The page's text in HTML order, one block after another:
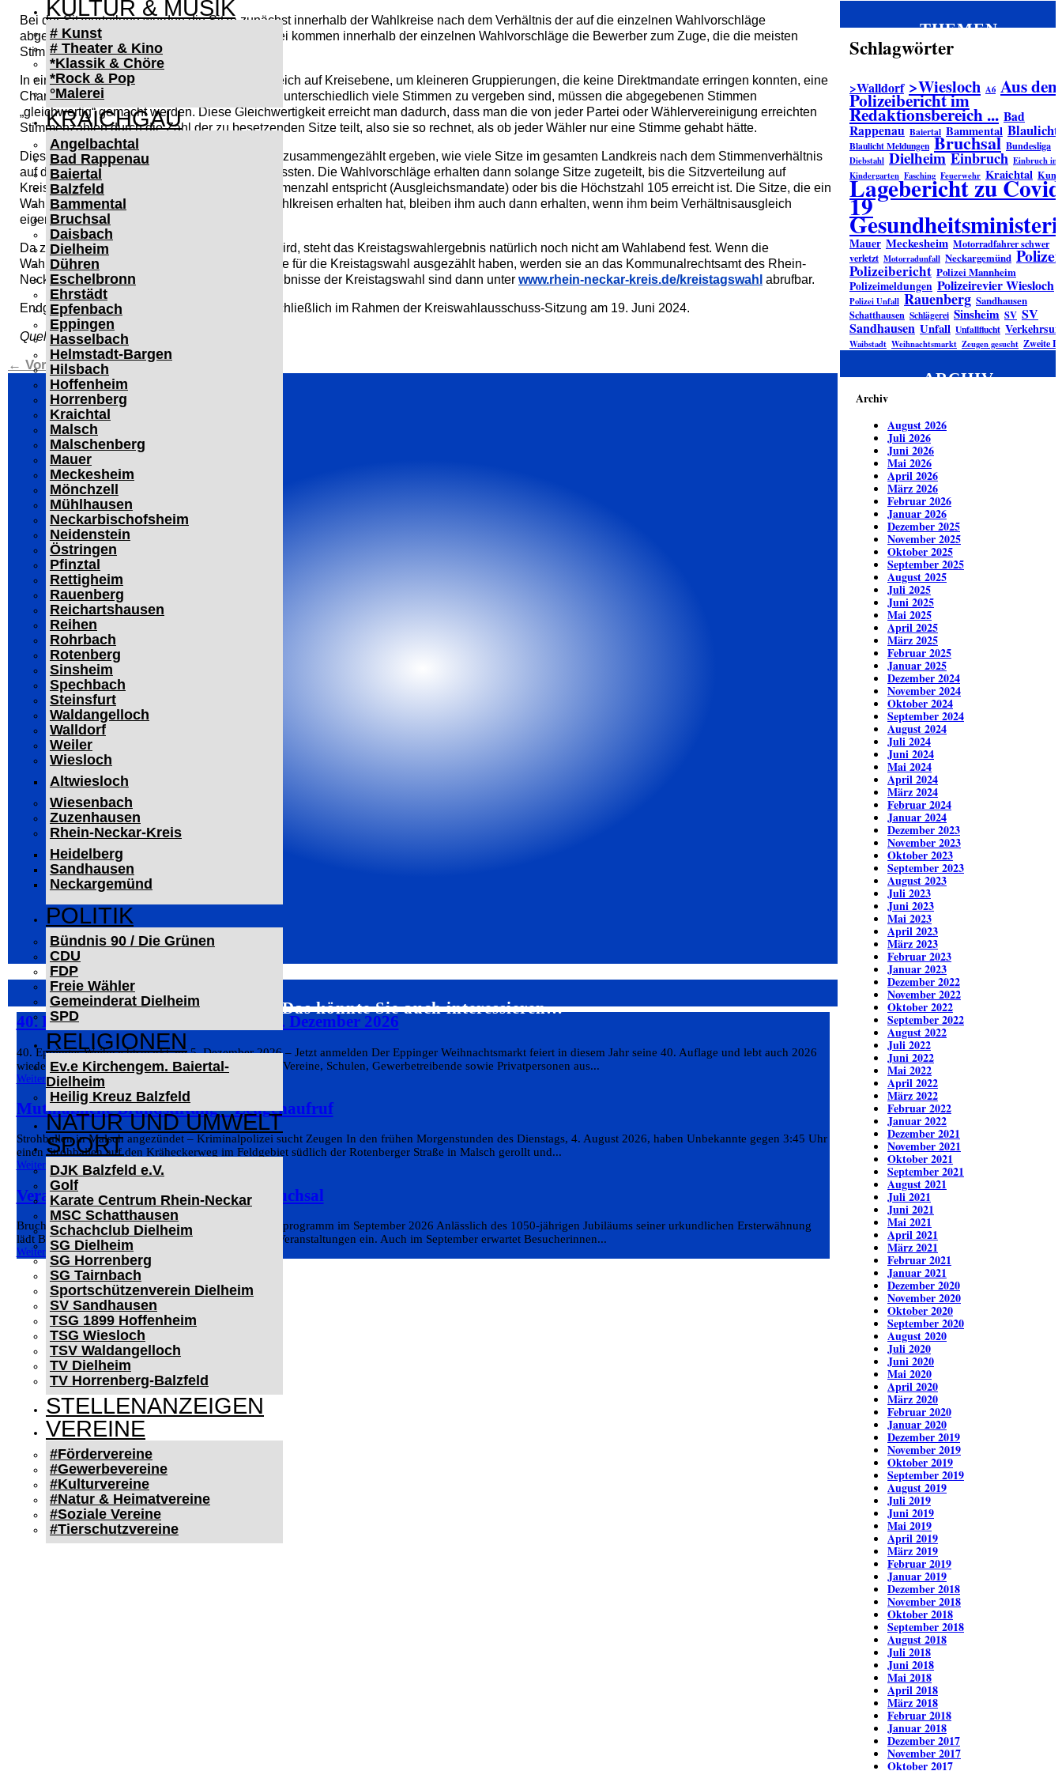
KULTUR & MUSIK
# Kunst
# Theater & Kino
*Klassik & Chöre
*Rock & Pop
°Malerei
KRAICHGAU
Angelbachtal
Bad Rappenau
Baiertal
Balzfeld
Bammental
Bruchsal
Daisbach
Dielheim
Dühren
Eschelbronn
Ehrstädt
Epfenbach
Eppingen
Hasselbach
Helmstadt-Bargen
Hilsbach
Hoffenheim
Horrenberg
Kraichtal
Malsch
Malschenberg
Mauer
Meckesheim
Mönchzell
Mühlhausen
Neckarbischofsheim
Neidenstein
Östringen
Pfinztal
Rettigheim
Rauenberg
Reichartshausen
Reihen
Rohrbach
Rotenberg
Sinsheim
Spechbach
Steinsfurt
Waldangelloch
Walldorf
Weiler
Wiesloch
Altwiesloch
Wiesenbach
Zuzenhausen
Rhein-Neckar-Kreis
Heidelberg
Sandhausen
Neckargemünd
POLITIK
Bündnis 90 / Die Grünen
CDU
FDP
Freie Wähler
Gemeinderat Dielheim
SPD
RELIGIONEN
Ev.e Kirchengem. Baiertal-
Dielheim
Heilig Kreuz Balzfeld
NATUR UND UMWELT
SPORT
DJK Balzfeld e.V.
Golf
Karate Centrum Rhein-Neckar
MSC Schatthausen
Schachclub Dielheim
SG Dielheim
SG Horrenberg
SG Tairnbach
Sportschützenverein Dielheim
SV Sandhausen
TSG 1899 Hoffenheim
TSG Wiesloch
TSV Waldangelloch
TV Dielheim
TV Horrenberg-Balzfeld
STELLENANZEIGEN
VEREINE
#Fördervereine
#Gewerbevereine
#Kulturvereine
#Natur & Heimatvereine
#Soziale Vereine
#Tierschutzvereine
Bei der Sitzverteilung werden die Sitze zunächst innerhalb der Wahlkreise nach dem Verhältnis der auf die einzelnen Wahlvorschläge
abgegebenen Gesamtstimmen vergeben. Dabei kommen innerhalb der einzelnen Wahlvorschläge die Bewerber zum Zuge, die die meisten
Stimmen erhalten haben (
In einem zweiten Schritt erfolgt noch ein Ausgleich auf Kreisebene, um kleineren Gruppierungen, die keine Direktmandate erringen konnten, eine
Chance zu geben. Da in jedem Wahlkreis aber unterschiedlich viele Stimmen zu vergeben sind, müssen die abgegebenen Stimmen
„gleichwertig“ gemacht werden. Diese Gleichwertigkeit erreicht man dadurch, dass man die von jeder Partei oder Wählervereinigung erreichten
Stimmenzahlen durch die Zahl der zu besetzenden Sitze teilt, also sie so rechnet, als ob jeder Wähler nur eine Stimme gehabt hätte.
Diese gleichwertigen Stimmen auf Kreisebene zusammengezählt ergeben, wie viele Sitze im gesamten Landkreis nach dem Stimmenverhältnis
auf die einzelnen Wahlvorschläge entfallen müssten. Die Wahlvorschläge erhalten dann solange Sitze zugeteilt, bis die Sitzverteilung auf
Kreisebene dem Verhältnis der erreichten Stimmenzahl entspricht (Ausgleichsmandate) oder bis die Höchstzahl 105 erreicht ist. Die Sitze, die ein
Wahlvorschlag durch Direktmandate in den Wahlkreisen erhalten hat, bleiben ihm auch dann erhalten, wenn ihm beim Verhältnisausgleich
eigentlich weniger Sitze zugestanden hätten.
Da zuerst die Europawahl vor Ort ausgezählt wird, steht das Kreistagswahlergebnis natürlich noch nicht am Wahlabend fest. Wenn die
Wahlausschüsse in der Folgewoche die Bezirke für die Kreistagswahl ausgezählt haben, werden sie an das Kommunalrechtsamt des Rhein-
Neckar-Kreises gemeldet. Die vorläufigen Ergebnisse der Kreistagswahl sind dann unter www.rhein-neckar-kreis.de/kreistagswahl abrufbar.
Endgültig festgestellt wird das Wahlergebnis schließlich im Rahmen der Kreiswahlausschuss-Sitzung am 19. Juni 2024.
Quelle: Landratsamt Rhein-Neckar
← Vorheriger Beitrag Nächster Beitrag
Das könnte Sie auch interessieren…
40. Eppinger Weihnachtsmarkt am 5. Dezember 2026
40. Eppinger Weihnachtsmarkt am 5. Dezember 2026 – Jetzt anmelden Der Eppinger Weihnachtsmarkt feiert in diesem Jahr seine 40. Auflage und lebt auch 2026
wieder vom Engagement der örtlichen Gemeinschaft. Vereine, Schulen, Gewerbetreibende sowie Privatpersonen aus...
Weiterlesen
Mutmaßliche Brandstiftung – Zeugenaufruf
Strohballen in Malsch angezündet – Kriminalpolizei sucht Zeugen In den frühen Morgenstunden des Dienstags, 4. August 2026, haben Unbekannte gegen 3:45 Uhr
einen Strohballen auf den Kräheckerweg im Feldgebiet südlich der Rotenberger Straße in Malsch gerollt und...
Weiterlesen
Veranstaltungen im September in Bruchsal
Bruchsal feiert 1050 Jahre: Vielfältiges Veranstaltungsprogramm im September 2026 Anlässlich des 1050-jährigen Jubiläums seiner urkundlichen Ersterwähnung
lädt Bruchsal im gesamten Jahr 2026 zu zahlreichen Veranstaltungen ein. Auch im September erwartet Besucherinnen...
Weiterlesen
THEMEN
Schlagwörter
>Walldorf >Wiesloch A6 Aus dem
Polizeibericht im
Redaktionsbereich ... Bad
Rappenau Baiertal Bammental Blaulicht
Blaulicht Meldungen Bruchsal Bundesliga
Diebstahl Dielheim Einbruch Einbruch in
Kindergarten Fasching Feuerwehr Kraichtal
Lagebericht zu
19
Mauer Meckesheim Motorradfahrer schwer
verletzt Motorradunfall Neckargemünd Polizei
Polizeibericht Polizei Mannheim
Polizeimeldungen Polizeirevier Wiesloch
Polizei Unfall Rauenberg Sandhausen
Schatthausen Schlägerei Sinsheim SV SV
Sandhausen Unfall Unfallflucht
Waibstadt Weihnachtsmarkt Zeugen gesucht Zweite
ARCHIV
Archiv
August 2026
Juli 2026
Juni 2026
Mai 2026
April 2026
März 2026
Februar 2026
Januar 2026
Dezember 2025
November 2025
Oktober 2025
September 2025
August 2025
Juli 2025
Juni 2025
Mai 2025
April 2025
März 2025
Februar 2025
Januar 2025
Dezember 2024
November 2024
Oktober 2024
September 2024
August 2024
Juli 2024
Juni 2024
Mai 2024
April 2024
März 2024
Februar 2024
Januar 2024
Dezember 2023
November 2023
Oktober 2023
September 2023
August 2023
Juli 2023
Juni 2023
Mai 2023
April 2023
März 2023
Februar 2023
Januar 2023
Dezember 2022
November 2022
Oktober 2022
September 2022
August 2022
Juli 2022
Juni 2022
Mai 2022
April 2022
März 2022
Februar 2022
Januar 2022
Dezember 2021
November 2021
Oktober 2021
September 2021
August 2021
Juli 2021
Juni 2021
Mai 2021
April 2021
März 2021
Februar 2021
Januar 2021
Dezember 2020
November 2020
Oktober 2020
September 2020
August 2020
Juli 2020
Juni 2020
Mai 2020
April 2020
März 2020
Februar 2020
Januar 2020
Dezember 2019
November 2019
Oktober 2019
September 2019
August 2019
Juli 2019
Juni 2019
Mai 2019
April 2019
März 2019
Februar 2019
Januar 2019
Dezember 2018
November 2018
Oktober 2018
September 2018
August 2018
Juli 2018
Juni 2018
Mai 2018
April 2018
März 2018
Februar 2018
Januar 2018
Dezember 2017
November 2017
Oktober 2017